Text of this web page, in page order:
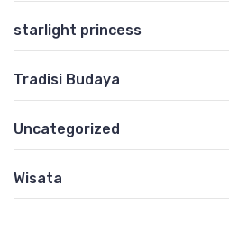
starlight princess
Tradisi Budaya
Uncategorized
Wisata